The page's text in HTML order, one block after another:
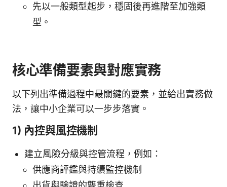
先以一般類型起步，穩固後再進階至加強類
型。
核心準備要素與對應實務
以下列出準備過程中最關鍵的要素，並給出實務做
法，讓中小企業可以一步步落實。
1) 內控與風控機制
建立風險分級與控管流程，例如：
供應商評鑑與持續監控機制